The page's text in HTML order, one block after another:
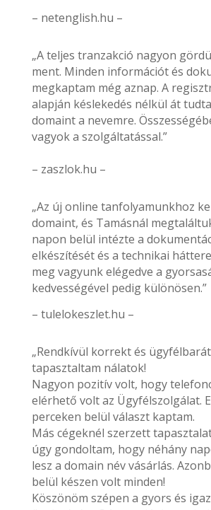
– netenglish.hu –
„A teljes tranzakció nagyon
ment. Minden információt és
megkaptam még aznap. A
alapján késlekedés nélkül át
domaint a nevemre.
vagyok a szolgáltatással.”
– zaszlok.hu –
„Az új online tanfolyamunkhoz
domaint, és Tamásnál
napon belül intézte a
elkészítését és a technikai
meg vagyunk elégedve a
kedvességével pedig különösen.”
– tulelokeszlet.hu –
„Rendkívül korrekt és
tapasztaltam nálatok!
Nagyon pozitív volt, hogy
elérhető volt az Ügyfélszolgálat.
perceken belül választ kaptam.
Más cégeknél szerzett
úgy gondoltam, hogy néhány
lesz a domain név vásárlás.
belül készen volt minden!
Köszönöm szépen a gyors és